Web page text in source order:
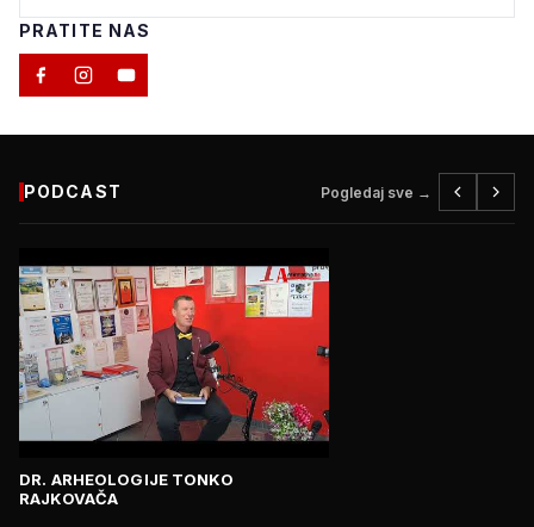
PRATITE NAS
PODCAST Pogledaj sve →
DR. ARHEOLOGIJE TONKO
RAJKOVAČA